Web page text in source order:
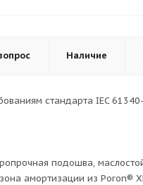
Наличие
стандарта IEC
подошва,
амортизации из Poron®